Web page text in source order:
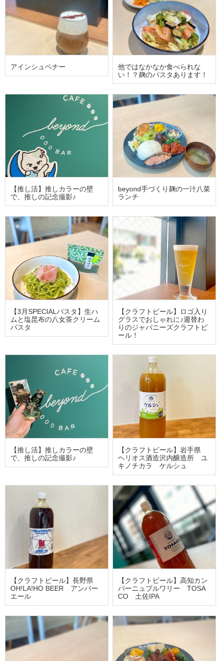
アインシュペナー
他ではなかなか食べられな
い！？麹のパスタあります！
【推し活】推しカラーの壁
で、推しの記念撮影♪
beyond手づくり麹の一汁八菜
ランチ
【3月SPECIALパスタ】生ハ
ムと塩昆布の八女茶クリーム
パスタ
【クラフトビール】ロゴ入り
グラスでおしゃれに♪週替わ
りのジャパニーズクラフトビ
ール！
【推し活】推しカラーの壁
で、推しの記念撮影♪
【クラフトビール】岩手県
ヘリオス酒造沢内醸造所 ユ
キノチカラ ケルシュ
【クラフトビール】長野県
OH!LA!HO BEER アンバー
エール
【クラフトビール】高知カン
パーニュブルワリー TOSA
CO 土佐IPA